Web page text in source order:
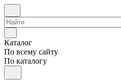
Каталог
По всему сайту
По каталогу